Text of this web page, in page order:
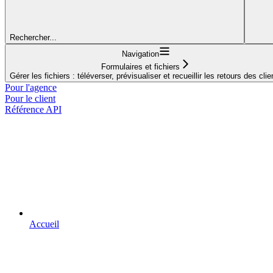
Rechercher...
Navigation
Formulaires et fichiers
Gérer les fichiers : téléverser, prévisualiser et recueillir les retours des
Pour l'agence
Pour le client
Référence API
Accueil